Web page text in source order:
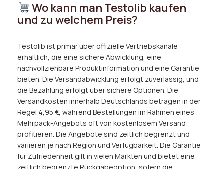
Wo kann man Testolib kaufen
und zu welchem Preis?
Testolib ist primär über offizielle Vertriebskanäle
erhältlich, die eine sichere Abwicklung, eine
nachvollziehbare Produktinformation und eine Garantie
bieten. Die Versandabwicklung erfolgt zuverlässig, und
die Bezahlung erfolgt über sichere Optionen. Die
Versandkosten innerhalb Deutschlands betragen in der
Regel 4,95 €, während Bestellungen im Rahmen eines
Mehrpack-Angebots oft von kostenlosem Versand
profitieren. Die Angebote sind zeitlich begrenzt und
variieren je nach Region und Verfügbarkeit. Die Garantie
für Zufriedenheit gilt in vielen Märkten und bietet eine